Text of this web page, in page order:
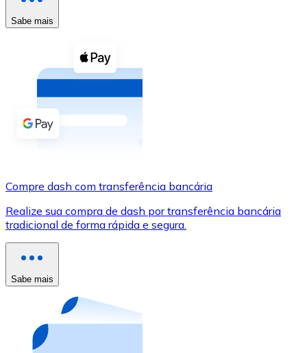
Ver tudo
Cupons cripto
Compre criptomoedas com dinheiro e outros
Comprar com dinheiro
Transferência SEPA
Use cartões Visa e Mastercard para comprar
Comprar com cartão
Compre cartões-presente das suas marcas favoritas
Ir para a loja de cartões-presente
Sabe mais
Compre dash com transferência bancária
Realize sua compra de dash por transferência bancária
tradicional de forma rápida e segura.
Sabe mais